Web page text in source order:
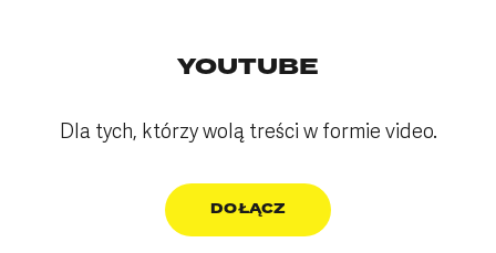
YOUTUBE
Dla tych, którzy wolą treści w formie video.
DOŁĄCZ